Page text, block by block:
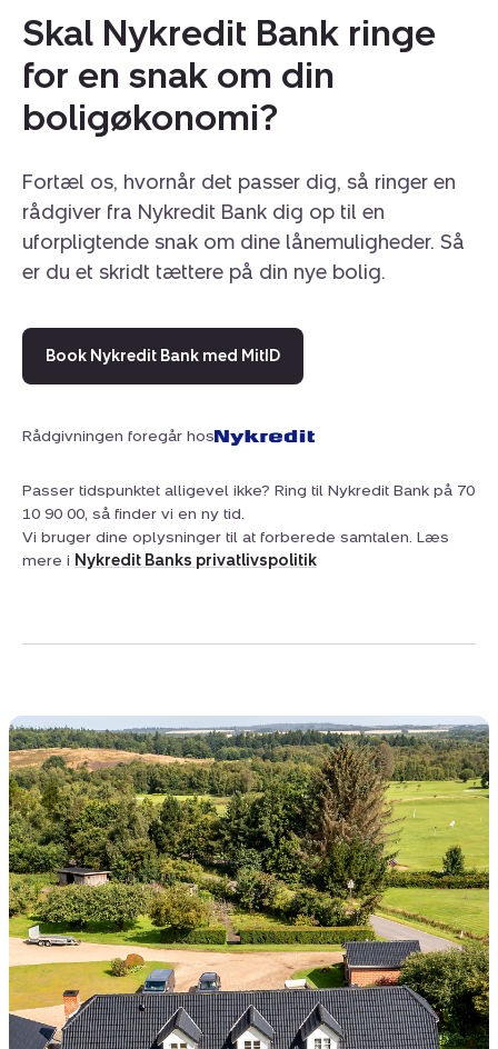
Skal Nykredit Bank ringe
for en snak om din
boligøkonomi?
Fortæl os, hvornår det passer dig, så ringer en
rådgiver fra Nykredit Bank dig op til en
uforpligtende snak om dine lånemuligheder. Så
er du et skridt tættere på din nye bolig.
Book Nykredit Bank med MitID
Rådgivningen foregår hos
Passer tidspunktet alligevel ikke? Ring til Nykredit Bank på 70
10 90 00, så finder vi en ny tid.
Vi bruger dine oplysninger til at forberede samtalen. Læs
mere i Nykredit Banks privatlivspolitik